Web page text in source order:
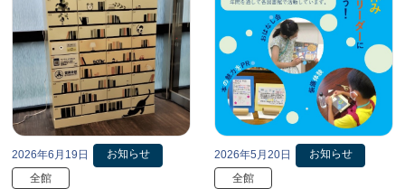
2026年6月19日
お知らせ
全館
2026年5月20日
お知らせ
全館